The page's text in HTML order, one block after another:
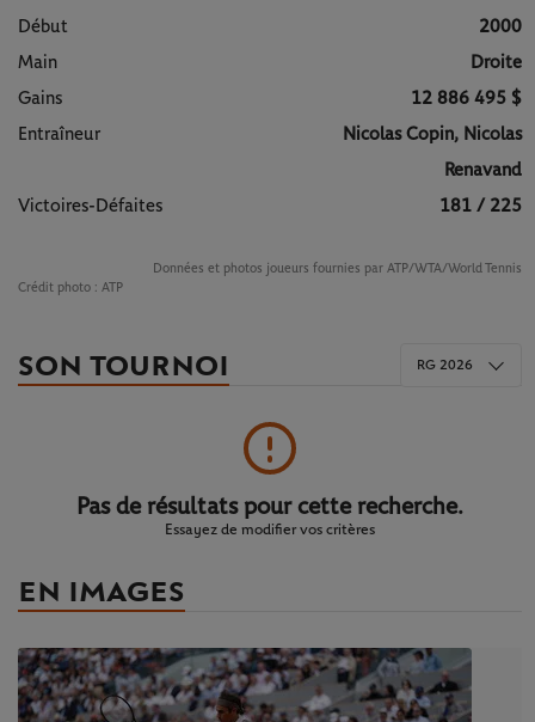
Début
2000
Main
Droite
Gains
12 886 495 $
Entraîneur
Nicolas Copin, Nicolas
Renavand
Victoires-Défaites
181 / 225
Données et photos joueurs fournies par ATP/WTA/World Tennis
Crédit photo : ATP
SON TOURNOI RG 2026
Pas de résultats pour cette recherche.
Essayez de modifier vos critères
EN IMAGES